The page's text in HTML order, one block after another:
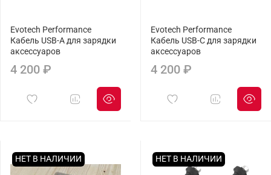
Evotech Performance
Кабель USB-A для зарядки
аксессуаров
4 200 ₽
Evotech Performance
Кабель USB-C для зарядки
аксессуаров
4 200 ₽
НЕТ В НАЛИЧИИ НЕТ В НАЛИЧИИ